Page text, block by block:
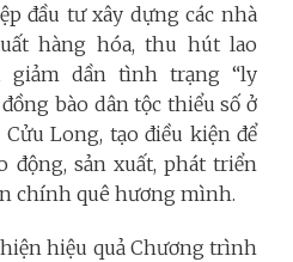
đầu tư xây dựng các nhà
hàng hóa, thu hút lao
giảm dần tình trạng “ly
bào dân tộc thiểu số ở
Long, tạo điều kiện để
động, sản xuất, phát triển
chính quê hương mình.
hiệu quả Chương trình